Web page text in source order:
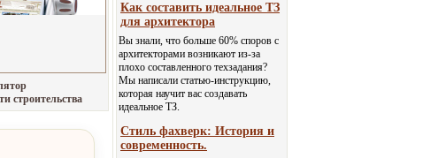
строительства
Как составить идеальное ТЗ
для архитектора
Вы знали, что больше 60% споров с
архитекторами возникают из-за
плохо составленного техзадания?
Мы написали статью-инструкцию,
которая научит вас создавать
идеальное ТЗ.
Стиль фахверк: История и
современность.